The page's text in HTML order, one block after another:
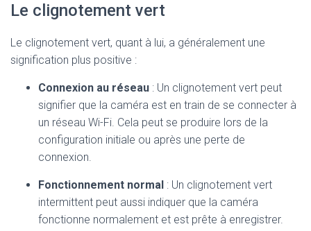
Le clignotement vert
Le clignotement vert, quant à lui, a généralement une
signification plus positive :
Connexion au réseau : Un clignotement vert peut
signifier que la caméra est en train de se connecter à
un réseau Wi-Fi. Cela peut se produire lors de la
configuration initiale ou après une perte de
connexion.
Fonctionnement normal : Un clignotement vert
intermittent peut aussi indiquer que la caméra
fonctionne normalement et est prête à enregistrer.